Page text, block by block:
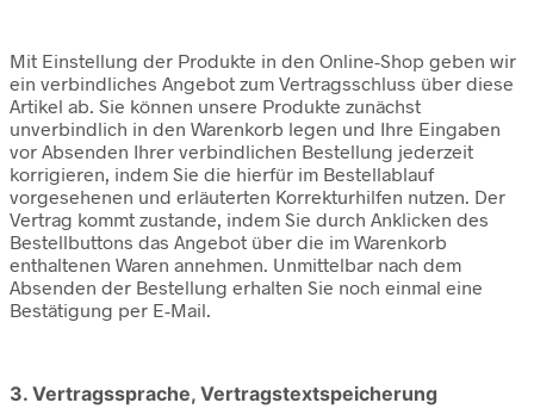
Mit Einstellung der Produkte in den Online-Shop geben wir
ein verbindliches Angebot zum Vertragsschluss über diese
Artikel ab. Sie können unsere Produkte zunächst
unverbindlich in den Warenkorb legen und Ihre Eingaben
vor Absenden Ihrer verbindlichen Bestellung jederzeit
korrigieren, indem Sie die hierfür im Bestellablauf
vorgesehenen und erläuterten Korrekturhilfen nutzen. Der
Vertrag kommt zustande, indem Sie durch Anklicken des
Bestellbuttons das Angebot über die im Warenkorb
enthaltenen Waren annehmen. Unmittelbar nach dem
Absenden der Bestellung erhalten Sie noch einmal eine
Bestätigung per E-Mail.
3. Vertragssprache, Vertragstextspeicherung